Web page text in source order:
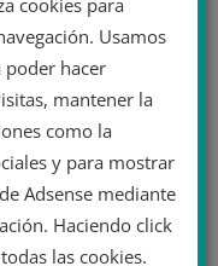
que
en Pego
cookies para
Usamos
poder hacer
mantener la
como la
y para mostrar
Adsense mediante
Haciendo click
las cookies.